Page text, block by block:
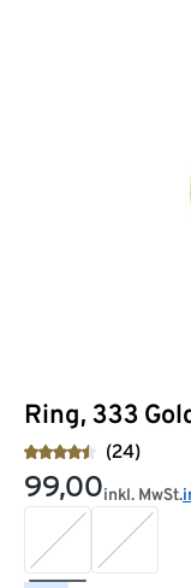
Ring, 333
(24)
99,00inkl. MwSt.